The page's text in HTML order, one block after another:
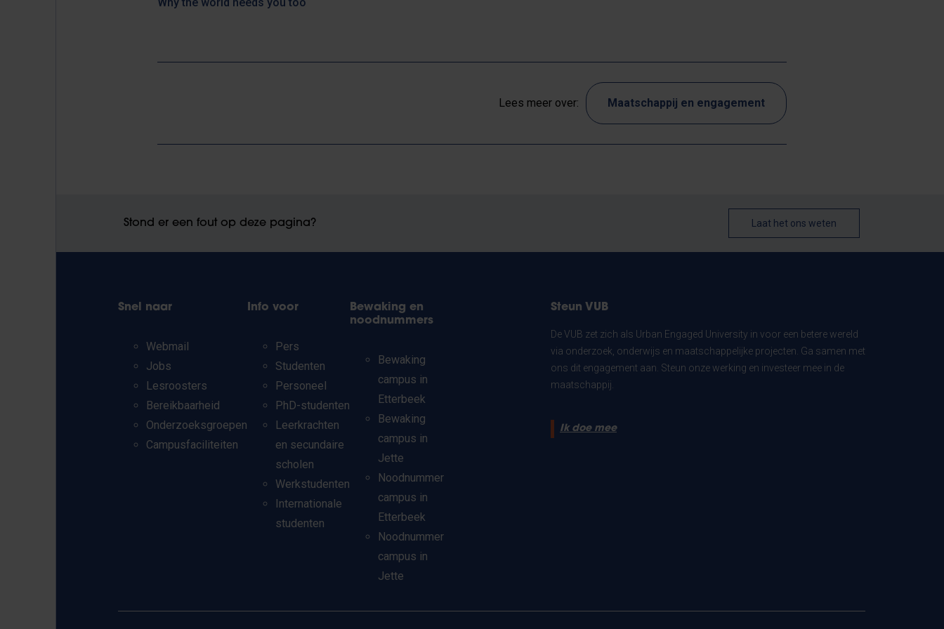
Lees meer over: Maatschappij en engagement
Stond er een fout op deze pagina? Laat het ons weten
Snel naar
Webmail
Jobs
Lesroosters
Bereikbaarheid
Onderzoeksgroepen
Campusfaciliteiten
Info voor
Pers
Studenten
Personeel
PhD-studenten
Leerkrachten
en secundaire
scholen
Werkstudenten
Internationale
studenten
Bewaking en
noodnummers
Bewaking
campus in
Etterbeek
Bewaking
campus in
Jette
Noodnummer
campus in
Etterbeek
Noodnummer
campus in
Jette
Steun VUB
De VUB zet zich als Urban Engaged University in voor een betere wereld
via onderzoek, onderwijs en maatschappelijke projecten. Ga samen met
ons dit engagement aan. Steun onze werking en investeer mee in de
maatschappij.
Ik doe mee